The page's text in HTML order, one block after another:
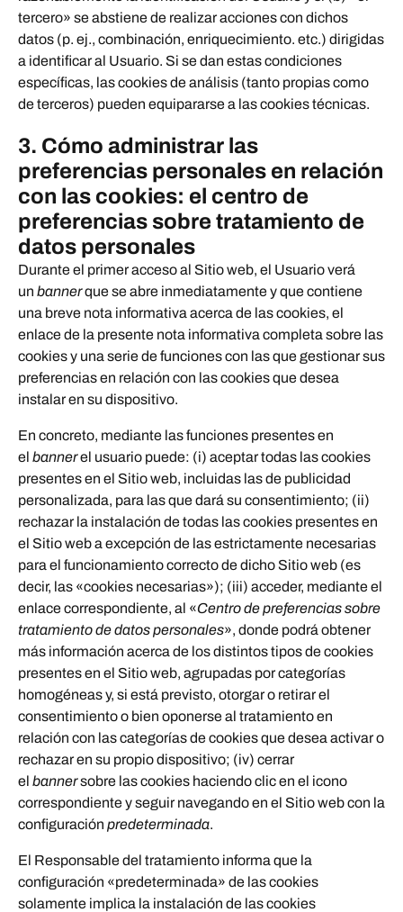
tercero» se abstiene de realizar acciones con dichos
datos (p. ej., combinación, enriquecimiento. etc.) dirigidas
a identificar al Usuario. Si se dan estas condiciones
específicas, las cookies de análisis (tanto propias como
de terceros) pueden equipararse a las cookies técnicas.
3. Cómo administrar las
preferencias personales en relación
con las cookies: el centro de
preferencias sobre tratamiento de
datos personales
Durante el primer acceso al Sitio web, el Usuario verá
un bannerque se abre inmediatamente y que contiene
una breve nota informativa acerca de las cookies, el
enlace de la presente nota informativa completa sobre las
cookies y una serie de funciones con las que gestionar sus
preferencias en relación con las cookies que desea
instalar en su dispositivo.
En concreto, mediante las funciones presentes en
el bannerel usuario puede: (i) aceptar todas las cookies
presentes en el Sitio web, incluidas las de publicidad
personalizada, para las que dará su consentimiento; (ii)
rechazar la instalación de todas las cookies presentes en
el Sitio web a excepción de las estrictamente necesarias
para el funcionamiento correcto de dicho Sitio web (es
decir, las «cookies necesarias»); (iii) acceder, mediante el
enlace correspondiente, al «Centro de preferencias sobre
tratamiento de datos personales», donde podrá obtener
más información acerca de los distintos tipos de cookies
presentes en el Sitio web, agrupadas por categorías
homogéneas y, si está previsto, otorgar o retirar el
consentimiento o bien oponerse al tratamiento en
relación con las categorías de cookies que desea activar o
rechazar en su propio dispositivo; (iv) cerrar
el bannersobre las cookies haciendo clic en el icono
correspondiente y seguir navegando en el Sitio web con la
configuración predeterminada.
El Responsable del tratamiento informa que la
configuración «predeterminada» de las cookies
solamente implica la instalación de las cookies